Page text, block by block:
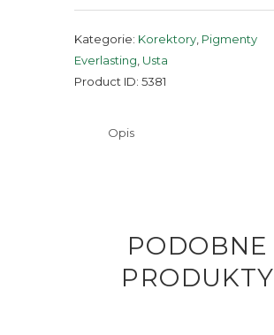
Kategorie: Korektory Pigmenty
Everlasting Usta
Product ID: 5381
Opis
PODOBNE
PRODUKTY